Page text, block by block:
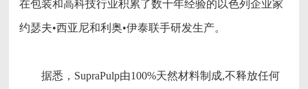
在包装和高科技行业积累了数十年经验的以色列企业家
约瑟夫•西亚尼和利奥•伊泰联手研发生产。
据悉，SupraPulp由100%天然材料制成,不释放任何